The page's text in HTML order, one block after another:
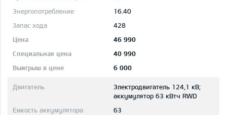
16.40
428
46 990
40 990
6 000
Электродвигатель 124,1 кВ;
aккумулятор 63 кВтч RWD
63